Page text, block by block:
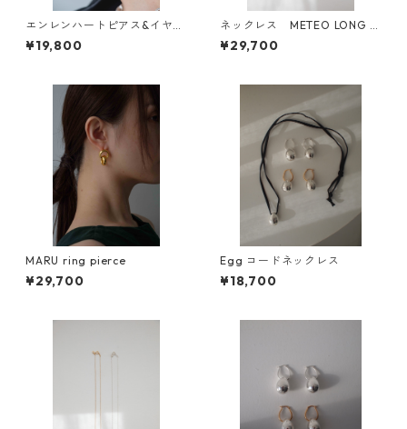
エンレンハートピアス&イヤリ
ング
¥19,800
ネックレス METEO LONG N
ECKLACE
¥29,700
MARU ring pierce
¥29,700
Egg コードネックレス
¥18,700